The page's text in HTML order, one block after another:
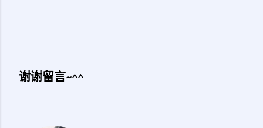
谢谢留言~^^